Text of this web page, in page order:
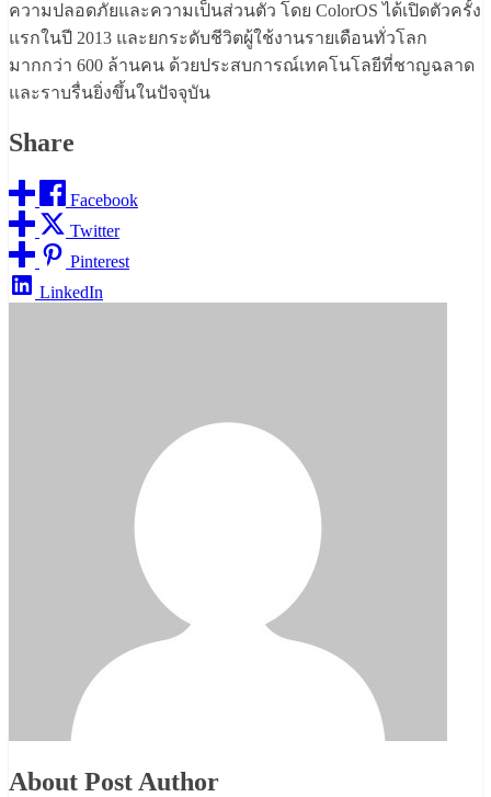
ความปลอดภัยและความเป็นส่วนตัว โดย ColorOS ได้เปิดตัวครั้ง
แรกในปี 2013 และยกระดับชีวิตผู้ใช้งานรายเดือนทั่วโลก
มากกว่า 600 ล้านคน ด้วยประสบการณ์เทคโนโลยีที่ชาญฉลาด
และราบรื่นยิ่งขึ้นในปัจจุบัน
Share
Facebook
Twitter
Pinterest
LinkedIn
About Post Author